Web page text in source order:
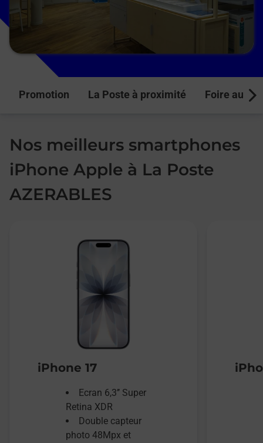
Promotion La Poste à proximité Foire aux
Nos meilleurs smartphones
iPhone Apple à La Poste
AZERABLES
iPhone 17
Ecran 6,3’’ Super
Retina XDR
Double capteur
photo 48Mpx et